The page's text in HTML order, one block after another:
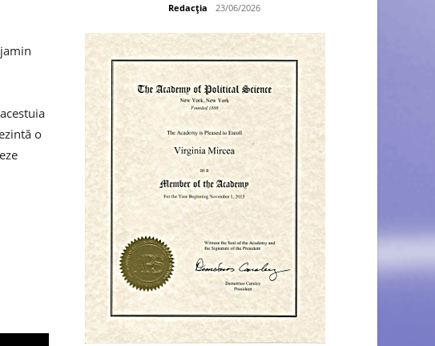
o
Redacția 23/06/2026